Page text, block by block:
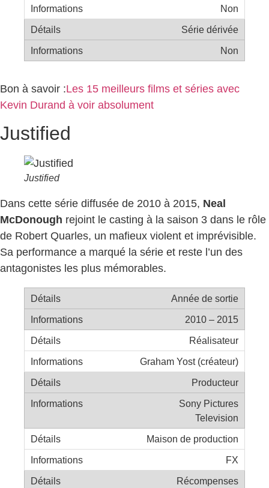
Non
Série dérivée
Non
Bon à savoir :Les 15 meilleurs films et séries avec
Kevin Durand à voir absolument
Justified
Justified
Dans cette série diffusée de 2010 à 2015, Neal
McDonough rejoint le casting à la saison 3 dans le rôle
de Robert Quarles, un mafieux violent et imprévisible.
Sa performance a marqué la série et reste l’un des
antagonistes les plus mémorables.
Année de sortie
2010 – 2015
Réalisateur
Graham Yost (créateur)
Producteur
Sony Pictures
Television
Maison de production
FX
Récompenses